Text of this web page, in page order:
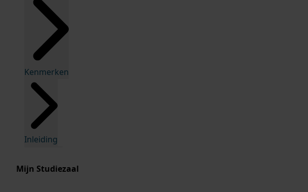
Kenmerken
Inleiding
Mijn Studiezaal